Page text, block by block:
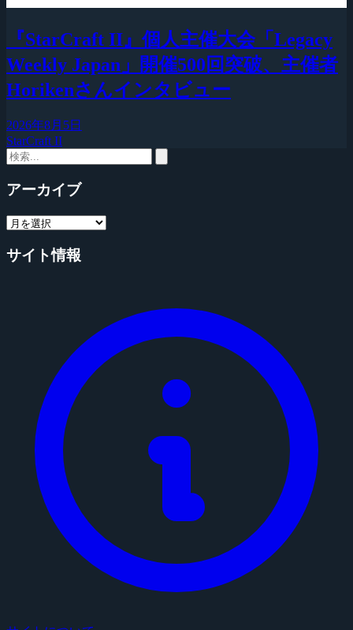
『StarCraft II』個人主催大会「Legacy
Weekly Japan」開催500回突破、主催者
Horikenさんインタビュー
2026年8月5日
StarCraft II
アーカイブ
サイト情報